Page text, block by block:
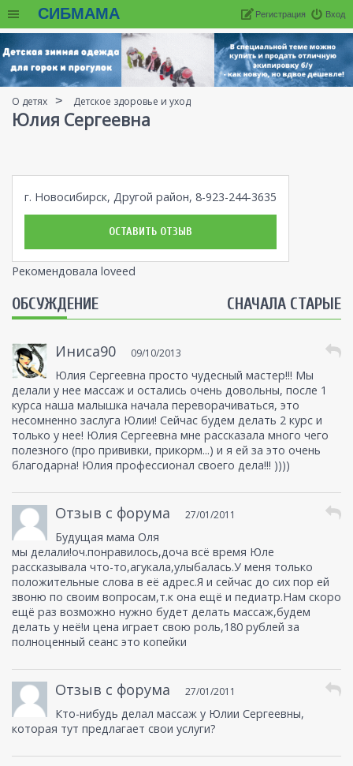
СИБМАМА Вход
Регистрация
О детях Детское здоровье и уход
Юлия Сергеевна
г. Новосибирск, Другой район, 8-923-244-3635
ОСТАВИТЬ ОТЗЫВ
Рекомендовала loveed
ОБСУЖДЕНИЕ СНАЧАЛА СТАРЫЕ
Иниса90 09/10/2013
Юлия Сергеевна просто чудесный мастер!!! Мы
делали у нее массаж и остались очень довольны, после 1
курса наша малышка начала переворачиваться, это
несомненно заслуга Юлии! Сейчас будем делать 2 курс и
только у нее! Юлия Сергеевна мне рассказала много чего
полезного (про прививки, прикорм...) и я ей за это очень
благодарна! Юлия профессионал своего дела!!! ))))
Отзыв с форума 27/01/2011
Будущая мама Оля
мы делали!оч.понравилось,доча всё время Юле
рассказывала что-то,агукала,улыбалась.У меня только
положительные слова в её адрес.Я и сейчас до сих пор ей
звоню по своим вопросам,т.к она ещё и педиатр.Нам скоро
ещё раз возможно нужно будет делать массаж,будем
делать у неё!и цена играет свою роль,180 рублей за
полноценный сеанс это копейки
Отзыв с форума 27/01/2011
Кто-нибудь делал массаж у Юлии Сергеевны,
которая тут предлагает свои услуги?